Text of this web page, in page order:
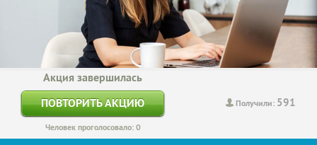
Получили: 591
Акция завершилась
ПОВТОРИТЬ АКЦИЮ
Человек проголосовало: 0